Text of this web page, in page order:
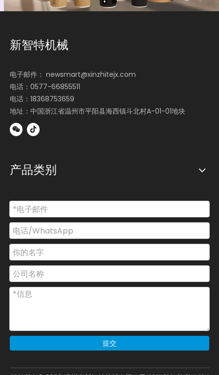
新智特机械
电子邮件： newsmart@xinzhitejx.com
电话：0577-66855511
电话：18368753659
地址：中国浙江省温州市平阳县海西镇斗北村A-01-01地块
产品类别
提交